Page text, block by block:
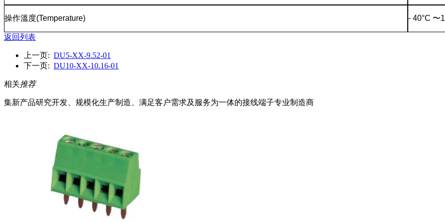
操作溫度(Temperature) - 40°C 〜
返回列表
上一页: DU5-XX-9.52-01
下一页: DU10-XX-10.16-01
相关推荐
集新产品研究开发、规模化生产制造、满足客户需求及服务为一体的接线端子专业制造商